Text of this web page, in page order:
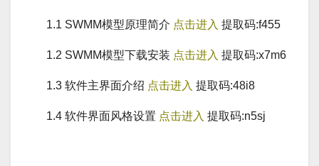
1.1 SWMM模型原理简介 点击进入 提取码:f455
1.2 SWMM模型下载安装 点击进入 提取码:x7m6
1.3 软件主界面介绍 点击进入 提取码:48i8
1.4 软件界面风格设置 点击进入 提取码:n5sj